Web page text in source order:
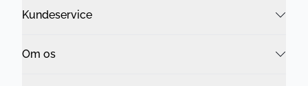
Kundeservice
Om os